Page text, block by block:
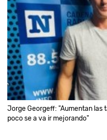
Jorge Georgeff: "Aumentan las
poco se a va ir mejorando"